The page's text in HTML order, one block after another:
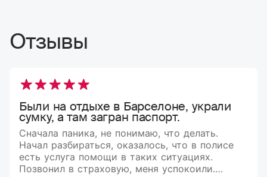
Отзывы
Были на отдыхе в Барселоне, украли
сумку, а там загран паспорт.
Сначала паника, не понимаю, что делать.
Начал разбираться, оказалось, что в полисе
есть услуга помощи в таких ситуациях.
Позвонил в страховую, меня успокоили.